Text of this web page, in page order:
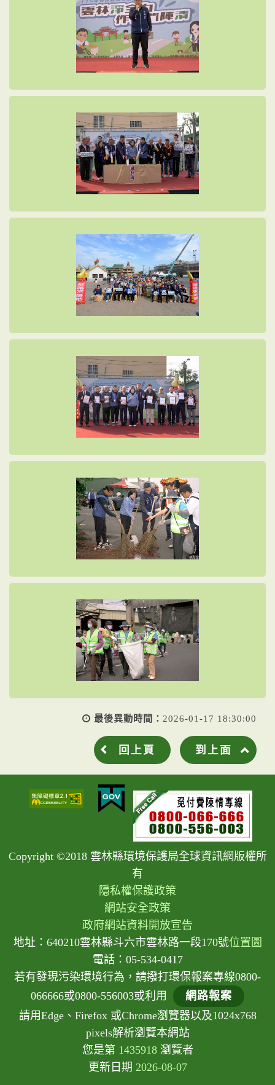
最後異動時間： 2026-01-17 18:30:00
回上頁 到上面
Copyright ©2018 雲林縣環境保護局全球資訊網版權所
有
隱私權保護政策
網站安全政策
政府網站資料開放宣告
地址：640210雲林縣斗六市雲林路一段170號位置圖
電話：05-534-0417
若有發現污染環境行為，請撥打環保報案專線0800-
066666或0800-556003或利用
網路報案
請用Edge、Firefox 或Chrome瀏覽器以及1024x768
pixels解析瀏覽本網站
您是第 1435918瀏覽者
更新日期 2026-08-07